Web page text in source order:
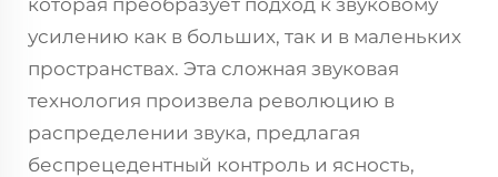
усилению как в больших, так и в маленьких
пространствах. Эта сложная звуковая
технология произвела революцию в
распределении звука, предлагая
беспрецедентный контроль и ясность,